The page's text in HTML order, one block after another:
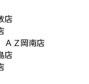
店
Ｚ岡南店
店